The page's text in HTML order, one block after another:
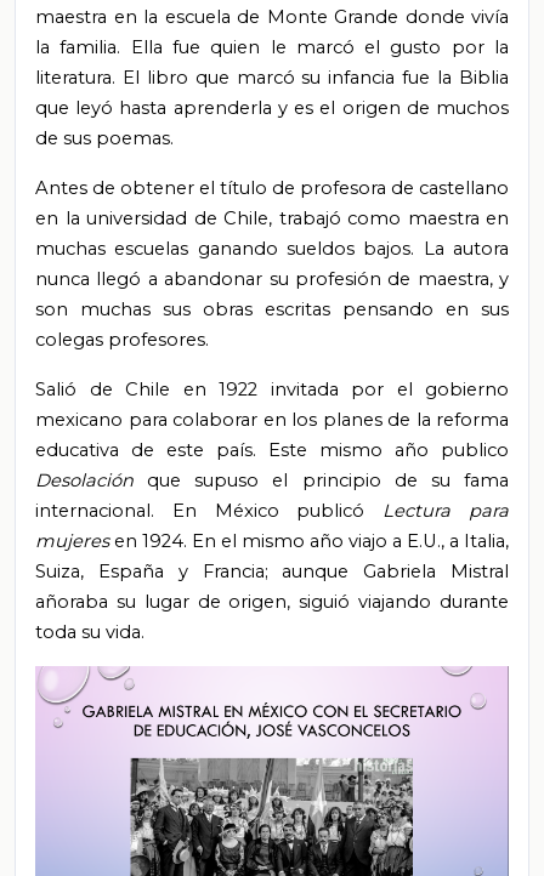
maestra en la escuela de Monte Grande donde vivía
la familia. Ella fue quien le marcó el gusto por la
literatura. El libro que marcó su infancia fue la Biblia
que leyó hasta aprenderla y es el origen de muchos
de sus poemas.
Antes de obtener el título de profesora de castellano
en la universidad de Chile, trabajó como maestra en
muchas escuelas ganando sueldos bajos. La autora
nunca llegó a abandonar su profesión de maestra, y
son muchas sus obras escritas pensando en sus
colegas profesores.
Salió de Chile en 1922 invitada por el gobierno
mexicano para colaborar en los planes de la reforma
educativa de este país. Este mismo año publico
Desolación que supuso el principio de su fama
internacional. En México publicó Lectura para
mujeres en 1924. En el mismo año viajo a E.U., a Italia,
Suiza, España y Francia; aunque Gabriela Mistral
añoraba su lugar de origen, siguió viajando durante
toda su vida.